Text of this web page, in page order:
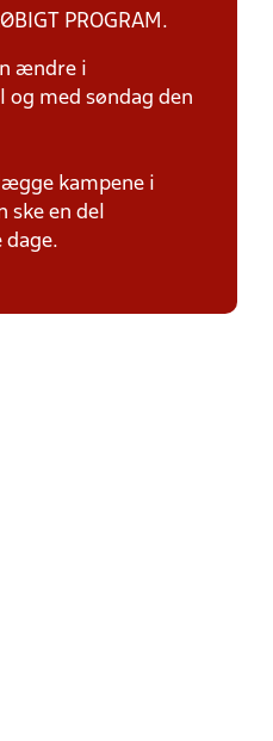
PROGRAM.
ændre i
med søndag den
kampene i
ske en del